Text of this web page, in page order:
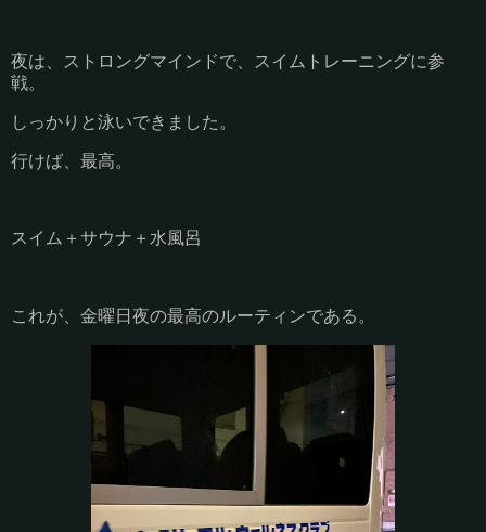
夜は、ストロングマインドで、スイムトレーニングに参
戦。
しっかりと泳いできました。
行けば、最高。
スイム＋サウナ＋水風呂
これが、金曜日夜の最高のルーティンである。